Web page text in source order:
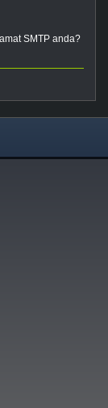
SMTP anda?